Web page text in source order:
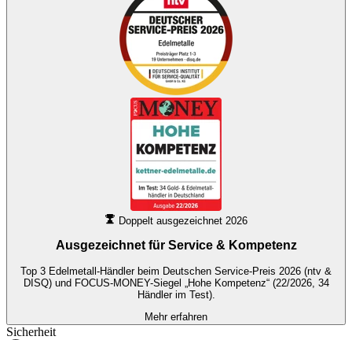
Doppelt ausgezeichnet 2026
Ausgezeichnet für Service & Kompetenz
Top 3 Edelmetall-Händler beim Deutschen Service-Preis 2026 (ntv &
DISQ) und FOCUS-MONEY-Siegel „Hohe Kompetenz“ (22/2026, 34
Händler im Test).
Mehr erfahren
Sicherheit